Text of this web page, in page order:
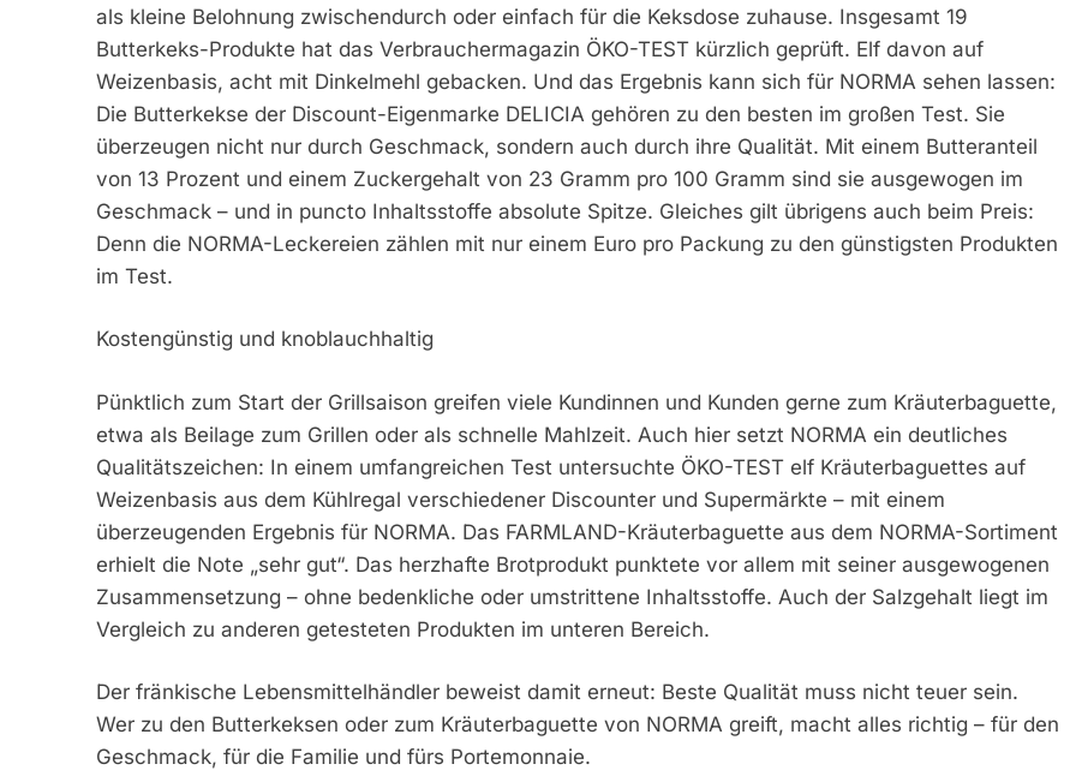
als kleine Belohnung zwischendurch oder einfach für die Keksdose zuhause. Insgesamt 19
Butterkeks-Produkte hat das Verbrauchermagazin ÖKO-TEST kürzlich geprüft. Elf davon auf
Weizenbasis, acht mit Dinkelmehl gebacken. Und das Ergebnis kann sich für NORMA sehen lassen:
Die Butterkekse der Discount-Eigenmarke DELICIA gehören zu den besten im großen Test. Sie
überzeugen nicht nur durch Geschmack, sondern auch durch ihre Qualität. Mit einem Butteranteil
von 13 Prozent und einem Zuckergehalt von 23 Gramm pro 100 Gramm sind sie ausgewogen im
Geschmack – und in puncto Inhaltsstoffe absolute Spitze. Gleiches gilt übrigens auch beim Preis:
Denn die NORMA-Leckereien zählen mit nur einem Euro pro Packung zu den günstigsten Produkten
im Test.
Kostengünstig und knoblauchhaltig
Pünktlich zum Start der Grillsaison greifen viele Kundinnen und Kunden gerne zum Kräuterbaguette,
etwa als Beilage zum Grillen oder als schnelle Mahlzeit. Auch hier setzt NORMA ein deutliches
Qualitätszeichen: In einem umfangreichen Test untersuchte ÖKO-TEST elf Kräuterbaguettes auf
Weizenbasis aus dem Kühlregal verschiedener Discounter und Supermärkte – mit einem
überzeugenden Ergebnis für NORMA. Das FARMLAND-Kräuterbaguette aus dem NORMA-Sortiment
erhielt die Note „sehr gut“. Das herzhafte Brotprodukt punktete vor allem mit seiner ausgewogenen
Zusammensetzung – ohne bedenkliche oder umstrittene Inhaltsstoffe. Auch der Salzgehalt liegt im
Vergleich zu anderen getesteten Produkten im unteren Bereich.
Der fränkische Lebensmittelhändler beweist damit erneut: Beste Qualität muss nicht teuer sein.
Wer zu den Butterkeksen oder zum Kräuterbaguette von NORMA greift, macht alles richtig – für den
Geschmack, für die Familie und fürs Portemonnaie.